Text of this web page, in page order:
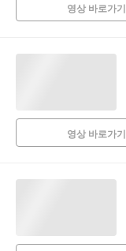
영상 바로가기
영상 바로가기